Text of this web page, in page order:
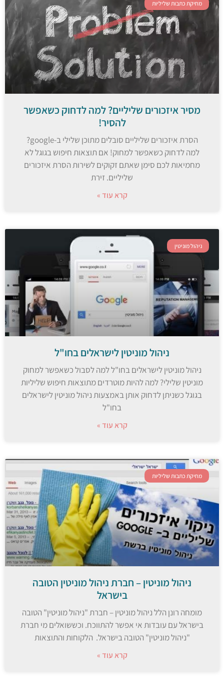
מחיקת כתבות שליליות
מסיר איזכורים שליליים? למה לדחוק כשאפשר
להסיר!
הסרת איזכורים שליליים סובלים מתוכן שלילי ב-google?
למה לדחוק כשאפשר למחוק! אם תוצאות חיפוש בגוגל לא
מחמיאות לכם סימן שאתם זקוקים לשירות הסרת איזכורים
שליליים. זירת
קרא עוד »
ניהול מוניטין
ניהול מוניטין לישראלים בחו"ל
ניהול מוניטין לישראלים בחו"ל למה לסבול כשאפשר למחוק
מוניטין שלילי? למה להיות מוטרדים מתוצאות חיפוש שליליות
בגוגל כשניתן לדחוק אותן באמצעות ניהול מוניטין לישראלים
בחו"ל
קרא עוד »
מחיקת כתבות שליליות
ניהול מוניטין – חברת ניהול מוניטין הטובה
בישראל
מומחה רונן הלל ניהול מוניטין – חברת "ניהול מוניטין" הטובה
בישראל עם עובדות אי אפשר להתווכח. וכששואלים מי חברת
"ניהול מוניטין" הטובה בישראל. הלקוחות והתוצאות
קרא עוד »